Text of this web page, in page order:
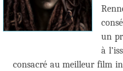
un
à
consacré au meilleur film